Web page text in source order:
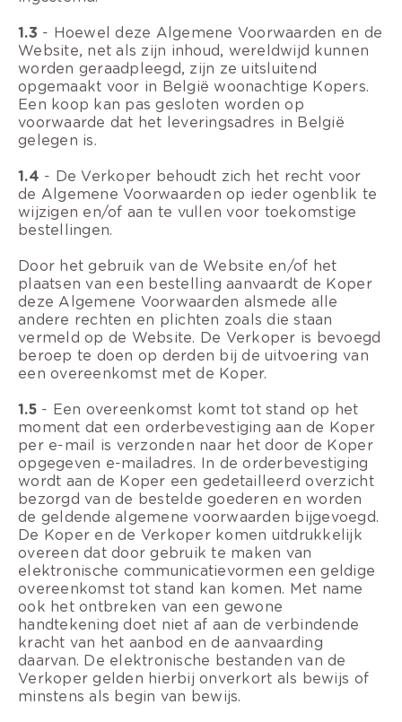
1.3 - Hoewel deze Algemene Voorwaarden en de
Website, net als zijn inhoud, wereldwijd kunnen
worden geraadpleegd, zijn ze uitsluitend
opgemaakt voor in België woonachtige Kopers.
Een koop kan pas gesloten worden op
voorwaarde dat het leveringsadres in België
gelegen is.
1.4 - De Verkoper behoudt zich het recht voor
de Algemene Voorwaarden op ieder ogenblik te
wijzigen en/of aan te vullen voor toekomstige
bestellingen.
Door het gebruik van de Website en/of het
plaatsen van een bestelling aanvaardt de Koper
deze Algemene Voorwaarden alsmede alle
andere rechten en plichten zoals die staan
vermeld op de Website. De Verkoper is bevoegd
beroep te doen op derden bij de uitvoering van
een overeenkomst met de Koper.
1.5- Een overeenkomst komt tot stand op het
moment dat een orderbevestiging aan de Koper
per e-mail is verzonden naar het door de Koper
opgegeven e-mailadres. In de orderbevestiging
wordt aan de Koper een gedetailleerd overzicht
bezorgd van de bestelde goederen en worden
de geldende algemene voorwaarden bijgevoegd.
De Koper en de Verkoper komen uitdrukkelijk
overeen dat door gebruik te maken van
elektronische communicatievormen een geldige
overeenkomst tot stand kan komen. Met name
ook het ontbreken van een gewone
handtekening doet niet af aan de verbindende
kracht van het aanbod en de aanvaarding
daarvan. De elektronische bestanden van de
Verkoper gelden hierbij onverkort als bewijs of
minstens als begin van bewijs.